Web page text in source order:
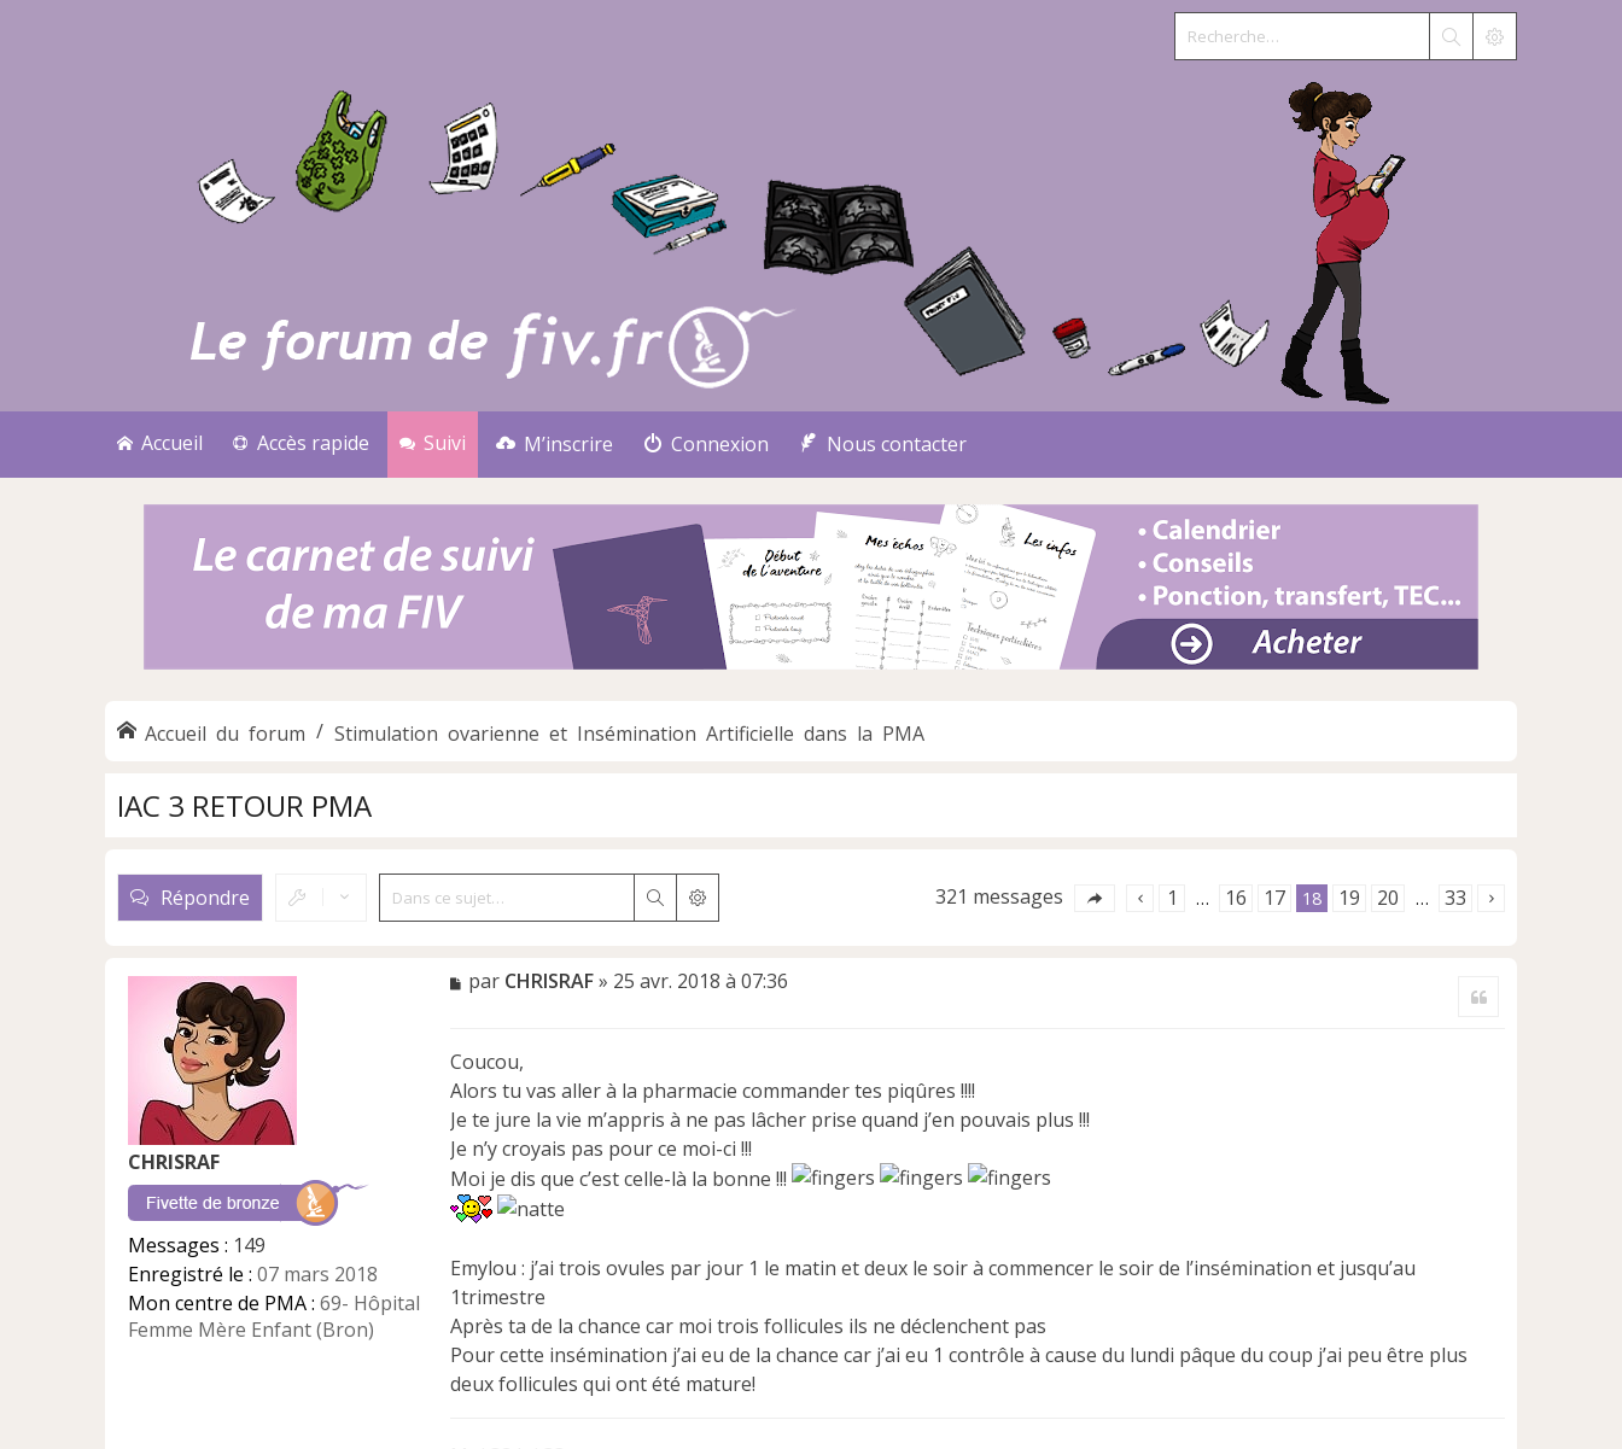
Accueil Accès rapide Suivi M’inscrire Connexion Nous contacter
Accueil du forum Stimulation ovarienne et Insémination Artificielle dans la PMA
IAC 3 RETOUR PMA
Répondre RechercherRecherche avancée 321 messages 1 … 16 17 18 19 20 … 33
CHRISRAF
Messages : 149
Enregistré le : 07 mars 2018
Mon centre de PMA : 69- Hôpital
Femme Mère Enfant (Bron)
M
a
g
e
n
o
n
l
par CHRISRAF» 25 avr. 2018 à 07:36
Coucou,
Alors tu vas aller à la pharmacie commander tes piqûres !!!!
Je te jure la vie m’appris à ne pas lâcher prise quand j’en pouvais plus !!!
Je n’y croyais pas pour ce moi-ci !!!
Moi je dis que c’est celle-là la bonne !!!
Emylou : j’ai trois ovules par jour 1 le matin et deux le soir à commencer le soir de l’insémination et jusqu’au
1trimestre
Après ta de la chance car moi trois follicules ils ne déclenchent pas
Pour cette insémination j’ai eu de la chance car j’ai eu 1 contrôle à cause du lundi pâque du coup j’ai peu être plus
deux follicules qui ont été mature!